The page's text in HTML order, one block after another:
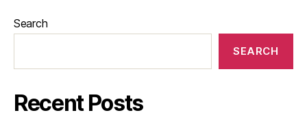
Search
SEARCH
Recent Posts